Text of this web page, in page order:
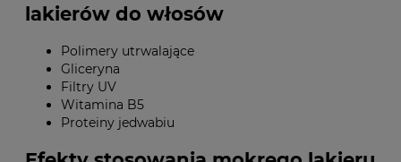
lakierów do włosów
Polimery utrwalające
Gliceryna
Filtry UV
Witamina B5
Proteiny jedwabiu